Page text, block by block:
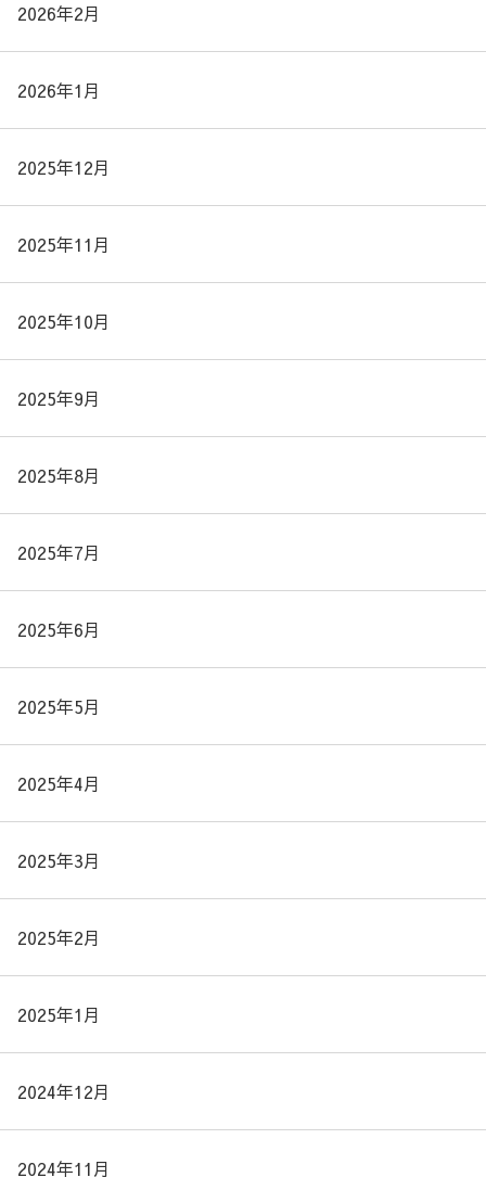
2026年2月
2026年1月
2025年12月
2025年11月
2025年10月
2025年9月
2025年8月
2025年7月
2025年6月
2025年5月
2025年4月
2025年3月
2025年2月
2025年1月
2024年12月
2024年11月